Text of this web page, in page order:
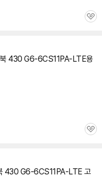
관
430 G6-6CS11PA-LTE용
관
430 G6-6CS11PA-LTE 고